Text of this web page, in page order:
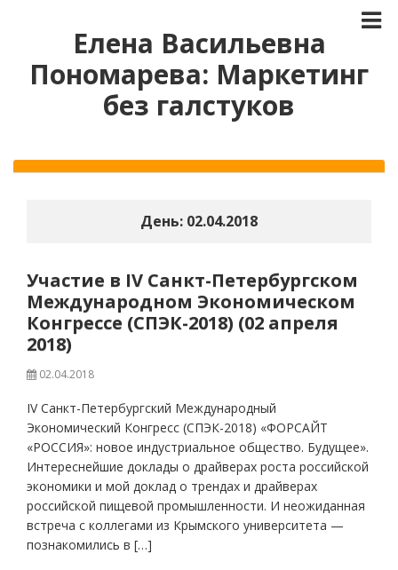
Елена Васильевна
Пономарева: Маркетинг
без галстуков
День: 02.04.2018
Участие в IV Санкт-Петербургском
Международном Экономическом
Конгрессе (СПЭК-2018) (02 апреля
2018)
02.04.2018
IV Санкт-Петербургский Международный
Экономический Конгресс (СПЭК-2018) «ФОРСАЙТ
«РОССИЯ»: новое индустриальное общество. Будущее».
Интереснейшие доклады о драйверах роста российской
экономики и мой доклад о трендах и драйверах
российской пищевой промышленности. И неожиданная
встреча с коллегами из Крымского университета —
познакомились в […]